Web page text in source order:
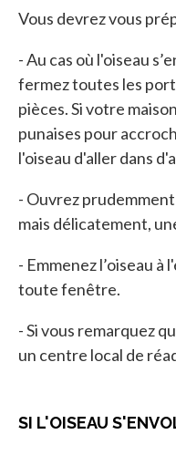
Vous devrez vous
- Au cas où l'oiseau
fermez toutes les
pièces. Si votre
punaises pour
l'oiseau d'aller dans
- Ouvrez
mais délicatement,
- Emmenez l’oiseau
toute fenêtre.
- Si vous remarquez
un centre local de
SI L'OISEAU